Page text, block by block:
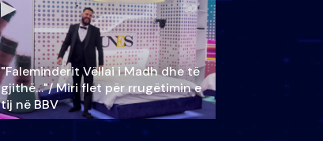
"Faleminderit Vëllai i Madh dhe të
gjithë…"/ Miri flet për rrugëtimin e
tij në BBV